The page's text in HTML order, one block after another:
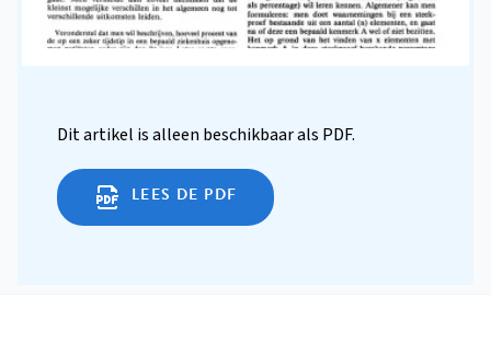
Dit artikel is alleen beschikbaar als PDF.
LEES DE PDF